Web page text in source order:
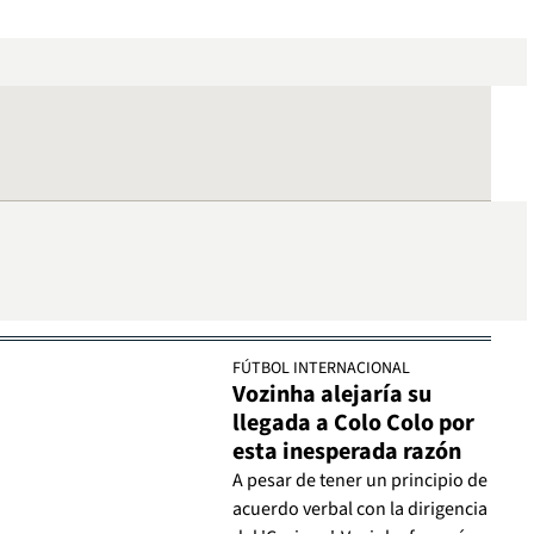
FÚTBOL INTERNACIONAL
Vozinha alejaría su
llegada a Colo Colo por
esta inesperada razón
A pesar de tener un principio de
acuerdo verbal con la dirigencia